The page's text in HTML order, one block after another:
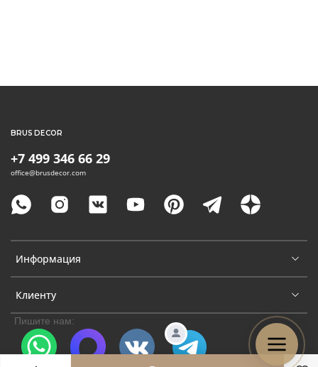
Информация
Клиенту
+7 499 346 66 29
office@brusdecor.com
BRUS DECOR
Пишите нам: